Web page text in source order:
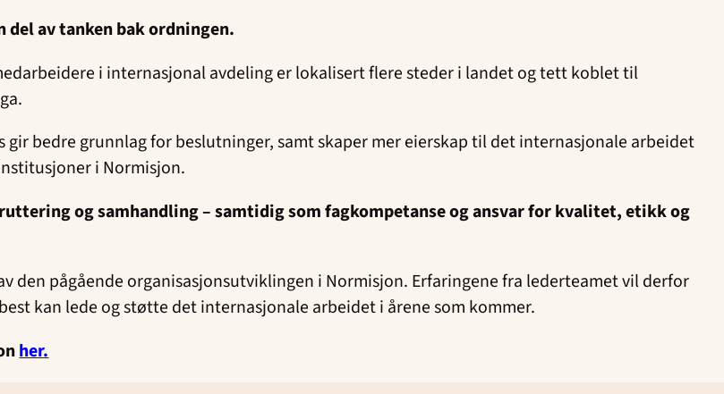
av tanken bak ordningen.
i internasjonal avdeling er lokalisert flere steder i landet og tett koblet til
gir bedre grunnlag for beslutninger, samt skaper mer eierskap til det internasjonale arbeidet
i Normisjon.
og samhandling – samtidig som fagkompetanse og ansvar for kvalitet, etikk og
den pågående organisasjonsutviklingen i Normisjon. Erfaringene fra lederteamet vil derfor
kan lede og støtte det internasjonale arbeidet i årene som kommer.
her.